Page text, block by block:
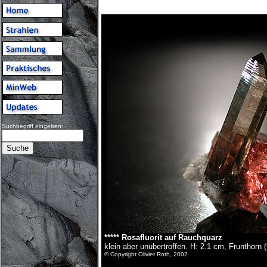
Suchbegriff eingeben:
***** Rosafluorit auf Rauchquarz
klein aber unübertroffen. H: 2.1 cm, Frunthorn
© Copyright Olivier Roth, 2002